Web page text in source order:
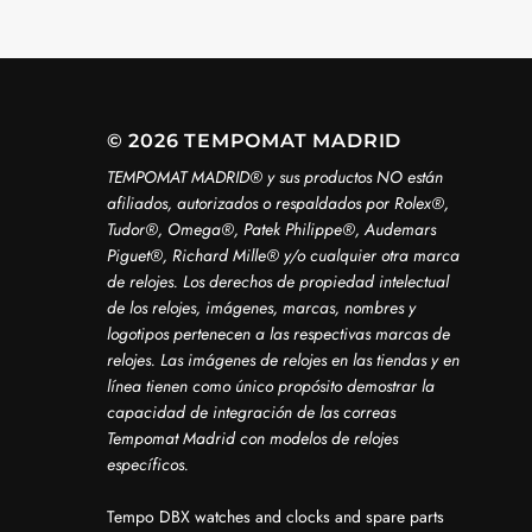
© 2026 TEMPOMAT MADRID
TEMPOMAT MADRID®️ y sus productos NO están
afiliados, autorizados o respaldados por Rolex®️,
Tudor®️, Omega®️, Patek Philippe®️, Audemars
Piguet®️, Richard Mille®️ y/o cualquier otra marca
de relojes. Los derechos de propiedad intelectual
de los relojes, imágenes, marcas, nombres y
logotipos pertenecen a las respectivas marcas de
relojes. Las imágenes de relojes en las tiendas y en
línea tienen como único propósito demostrar la
capacidad de integración de las correas
Tempomat Madrid con modelos de relojes
específicos.
Tempo DBX watches and clocks and spare parts